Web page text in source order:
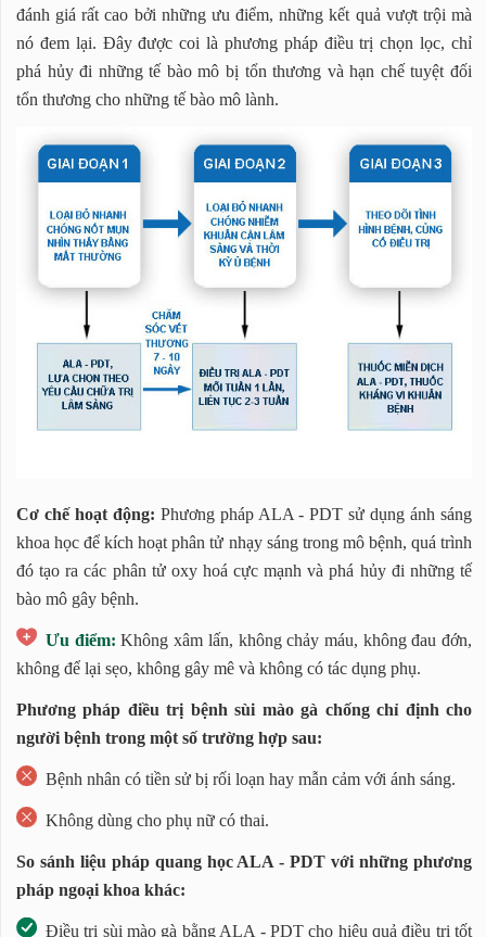
đánh giá rất cao bởi những ưu điểm, những kết quả vượt trội mà
nó đem lại. Đây được coi là phương pháp điều trị chọn lọc, chỉ
phá hủy đi những tế bào mô bị tổn thương và hạn chế tuyệt đối
tổn thương cho những tế bào mô lành.
Cơ chế hoạt động: Phương pháp ALA - PDT sử dụng ánh sáng
khoa học để kích hoạt phân tử nhạy sáng trong mô bệnh, quá trình
đó tạo ra các phân tử oxy hoá cực mạnh và phá hủy đi những tế
bào mô gây bệnh.
Ưu điểm: Không xâm lấn, không chảy máu, không đau đớn,
không để lại sẹo, không gây mê và không có tác dụng phụ.
Phương pháp điều trị bệnh sùi mào gà chống chỉ định cho
người bệnh trong một số trường hợp sau:
Bệnh nhân có tiền sử bị rối loạn hay mẫn cảm với ánh sáng.
Không dùng cho phụ nữ có thai.
So sánh liệu pháp quang học ALA - PDT với những phương
pháp ngoại khoa khác:
Điều trị sùi mào gà bằng ALA - PDT cho hiệu quả điều trị tốt